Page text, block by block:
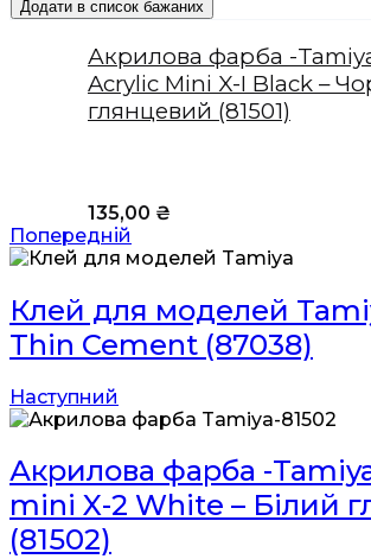
Додати в список бажаних
Акрилова фарба -
Acrylic Mini X-I Black –
глянцевий (81501)
135,00 ₴
Попередній
Клей для моделей
Thin Cement (87038)
Наступний
Акрилова фарба -
mini X-2 White – Білий
(81502)